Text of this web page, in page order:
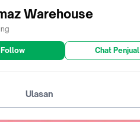
Warehouse
Follow Chat Penjual
Ulasan